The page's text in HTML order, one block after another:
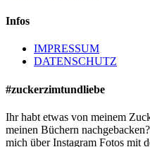
Infos
IMPRESSUM
DATENSCHUTZ
#zuckerzimtundliebe
Ihr habt etwas von meinem
meinen Büchern
mich über Instagram Fotos mit